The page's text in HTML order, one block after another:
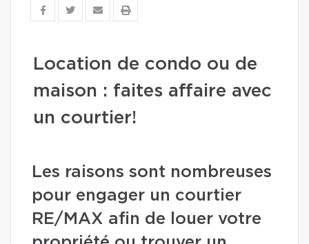
Location de condo ou de
maison : faites affaire avec
un courtier!
Les raisons sont nombreuses
pour engager un courtier
RE/MAX afin de louer votre